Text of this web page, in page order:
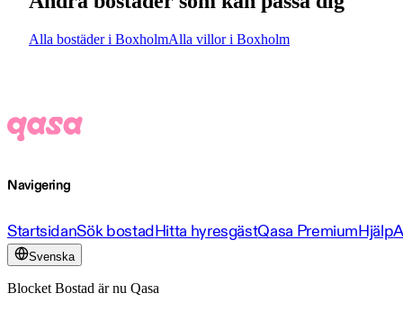
Alla bostäder i BoxholmAlla villor i Boxholm
Navigering
StartsidanSök bostadHitta hyresgästQasa PremiumHjälp
Svenska
Blocket Bostad är nu Qasa